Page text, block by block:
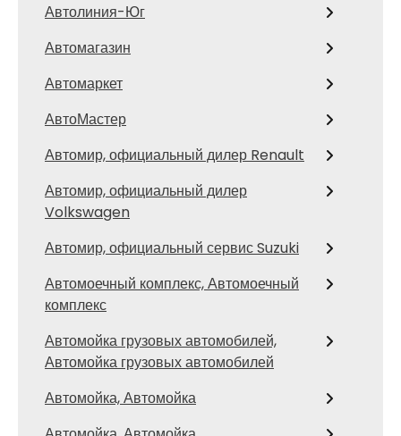
Автолиния-Юг
Автомагазин
Автомаркет
АвтоМастер
Автомир, официальный дилер Renault
Автомир, официальный дилер
Volkswagen
Автомир, официальный сервис Suzuki
Автомоечный комплекс, Автомоечный
комплекс
Автомойка грузовых автомобилей,
Автомойка грузовых автомобилей
Автомойка, Автомойка